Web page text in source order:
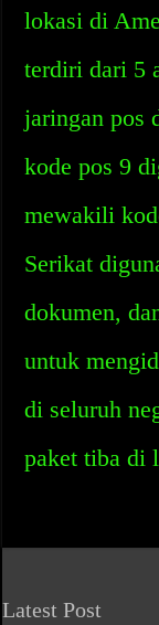
lokasi di
terdiri dari 5
jaringan pos
kode pos 9
mewakili
Serikat
dokumen,
untuk
di seluruh
paket tiba di
Latest Post